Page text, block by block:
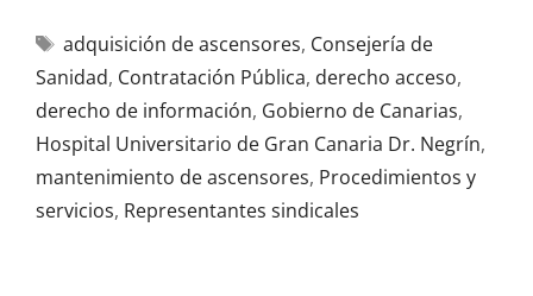
adquisición de ascensores, Consejería de
Sanidad, Contratación Pública, derecho acceso,
derecho de información, Gobierno de Canarias,
Hospital Universitario de Gran Canaria Dr. Negrín,
mantenimiento de ascensores, Procedimientos y
servicios, Representantes sindicales